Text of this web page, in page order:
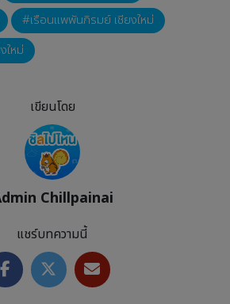
เรือนแพพันภิรมย์ เชียงใหม่
ใหม่
เขียนโดย
Chillpainai
แชร์บทความนี้